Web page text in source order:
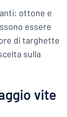
ottone e
essere
di targhette
sulla
vite